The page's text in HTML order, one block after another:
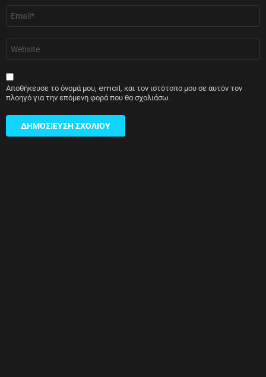
Email
Ιστότοπος
Αποθήκευσε το όνομά μου, email, και τον ιστότοπο μου σε αυτόν τον
πλοηγό για την επόμενη φορά που θα σχολιάσω.